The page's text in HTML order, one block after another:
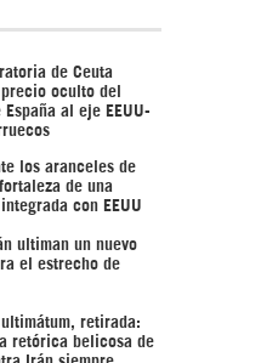
de Ceuta
oculto del
España al eje EEUU-
los aranceles de
de una
con EEUU
ultiman un nuevo
el estrecho de
ultimátum, retirada:
retórica belicosa de
Irán siempre